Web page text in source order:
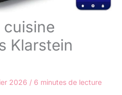
cuisine
Klarstein
2026 / 6 minutes de lecture